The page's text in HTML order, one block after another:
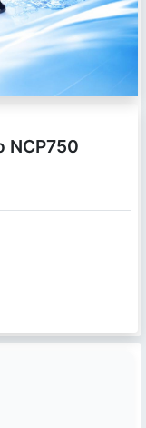
NCP750